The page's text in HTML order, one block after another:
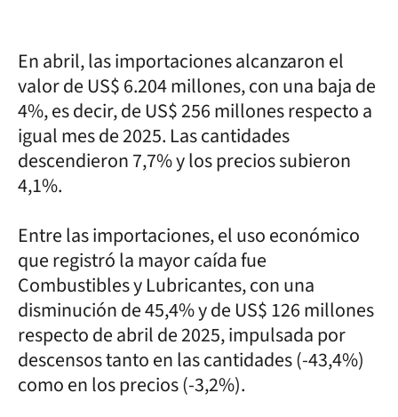
En abril, las importaciones alcanzaron el
valor de US$ 6.204 millones, con una baja de
4%, es decir, de US$ 256 millones respecto a
igual mes de 2025. Las cantidades
descendieron 7,7% y los precios subieron
4,1%.
Entre las importaciones, el uso económico
que registró la mayor caída fue
Combustibles y Lubricantes, con una
disminución de 45,4% y de US$ 126 millones
respecto de abril de 2025, impulsada por
descensos tanto en las cantidades (-43,4%)
como en los precios (-3,2%).